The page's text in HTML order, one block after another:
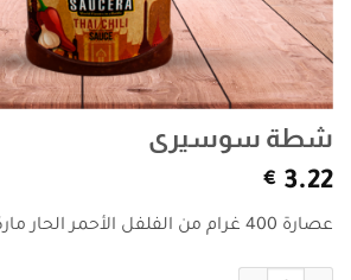
شطة سوسيرى
3.22
€
عصارة 400 غرام من الفلفل الأحمر الحار ماركة سوسيرى المميزة